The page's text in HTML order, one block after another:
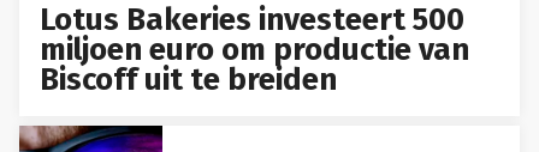
Lotus Bakeries investeert 500
miljoen euro om productie van
Biscoff uit te breiden